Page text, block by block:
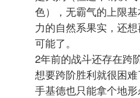
色），无霸气的上限
力的自然系果实，还
可能了。
2年前的战斗还存在跨
想要跨阶胜利就很困
手基德也只能拿个地